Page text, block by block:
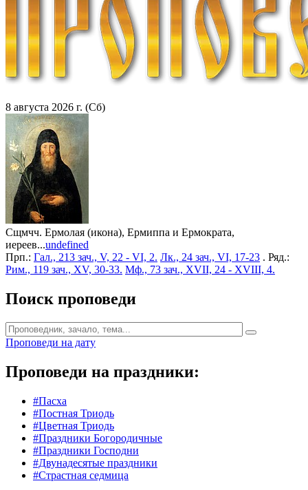
8 августа 2026 г. (Сб)
Сщмчч. Ермолая (икона), Ермиппа и Ермократа,
иереев...undefined
Прп.: Гал., 213 зач., V, 22 - VI, 2. Лк., 24 зач., VI, 17-23 . Ряд.:
Рим., 119 зач., XV, 30-33. Мф., 73 зач., XVII, 24 - XVIII, 4.
Поиск проповеди
Проповеди на дату
Проповеди на праздники:
#Пасха
#Постная Триодь
#Цветная Триодь
#Праздники Богородичные
#Праздники Господни
#Двунадесятые праздники
#Страстная седмица